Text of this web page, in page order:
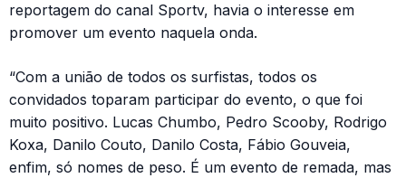
reportagem do canal Sportv, havia o interesse em
promover um evento naquela onda.
“Com a união de todos os surfistas, todos os
convidados toparam participar do evento, o que foi
muito positivo. Lucas Chumbo, Pedro Scooby, Rodrigo
Koxa, Danilo Couto, Danilo Costa, Fábio Gouveia,
enfim, só nomes de peso. É um evento de remada, mas